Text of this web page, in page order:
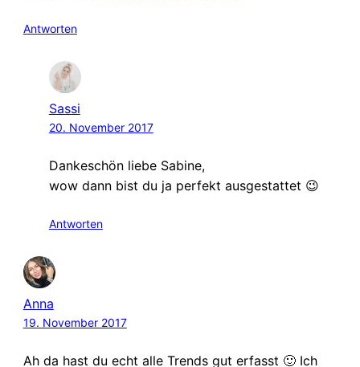
Antworten
Sassi
20. November 2017
Dankeschön liebe Sabine,
wow dann bist du ja perfekt ausgestattet 😉
Antworten
Anna
19. November 2017
Ah da hast du echt alle Trends gut erfasst 🙂 Ich